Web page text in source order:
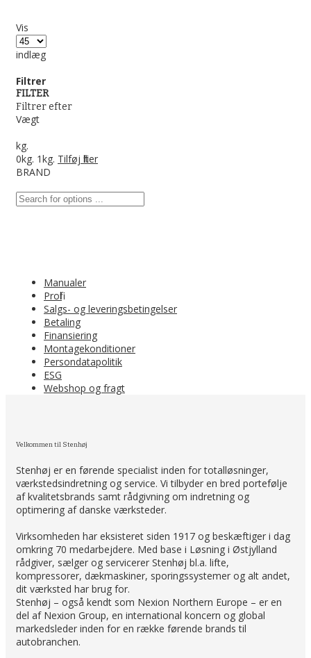
Vis
indlæg
Filtrer
FILTER
Filtrer efter
Vægt
kg.
0kg. 1kg. Tilføj filter
BRAND
Manualer
Profil
Salgs- og leveringsbetingelser
Betaling
Finansiering
Montagekonditioner
Persondatapolitik
ESG
Webshop og fragt
Velkommen til Stenhøj
Stenhøj er en førende specialist inden for totalløsninger,
værkstedsindretning og service. Vi tilbyder en bred portefølje
af kvalitetsbrands samt rådgivning om indretning og
optimering af danske værksteder.
Virksomheden har eksisteret siden 1917 og beskæftiger i dag
omkring 70 medarbejdere. Med base i Løsning i Østjylland
rådgiver, sælger og servicerer Stenhøj bl.a. lifte,
kompressorer, dækmaskiner, sporingssystemer og alt andet,
dit værksted har brug for.
Stenhøj – også kendt som Nexion Northern Europe – er en
del af Nexion Group, en international koncern og global
markedsleder inden for en række førende brands til
autobranchen.